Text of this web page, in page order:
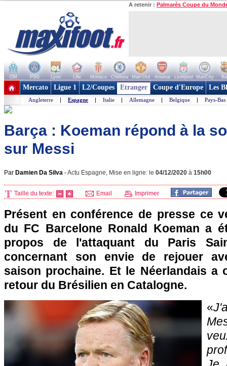
A retenir : Palmarès Coupe du
OM PSG Lyon Lille Monaco Chelsea Man Utd Arsenal Liverpool ManCity
+ de clubs
Mercato Ligue 1 L2/Coupes Etranger Coupe d'Europe Les
Angleterre | Espagne | Italie | Allemagne | Belgique | Pays-Bas
Barça : Koeman répond à la
sur Messi
Par Damien Da Silva -Actu Espagne, Mise en ligne: le 04/12/2020 à 15h00
Taille du texte: Email Imprimer
Présent en conférence de presse ce
du FC Barcelone Ronald Koeman a
propos de l'attaquant du Paris
concernant son envie de rejouer
saison prochaine. Et le Néerlandais a
retour du Brésilien en Catalogne.
«